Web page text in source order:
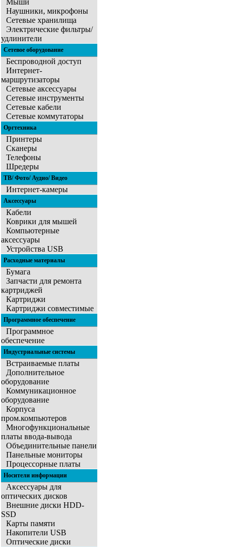
Мыши
Наушники, микрофоны
Сетевые хранилища
Электрические фильтры/
удлинители
Сетевое оборудование
Беспроводной доступ
Интернет-
маршрутизаторы
Сетевые аксессуары
Сетевые инструменты
Сетевые кабели
Сетевые коммутаторы
Оргтехника
Принтеры
Сканеры
Телефоны
Шредеры
ТВ/ Фото/ Аудио/ Видео
Интернет-камеры
Аксессуары
Кабели
Коврики для мышей
Компьютерные
аксессуары
Устройства USB
Расходные материалы
Бумага
Запчасти для ремонта
картриджей
Картриджи
Картриджи совместимые
Программное обеспечение
Программное
обеспечение
Индустриальные системы
Встраиваемые платы
Дополнительное
оборудование
Коммуникационное
оборудование
Корпуса
пром.компьютеров
Многофункциональные
платы ввода-вывода
Объединительные панели
Панельные мониторы
Процессорные платы
Носители информации
Аксессуары для
оптических дисков
Внешние диски HDD-
SSD
Карты памяти
Накопители USB
Оптические диски